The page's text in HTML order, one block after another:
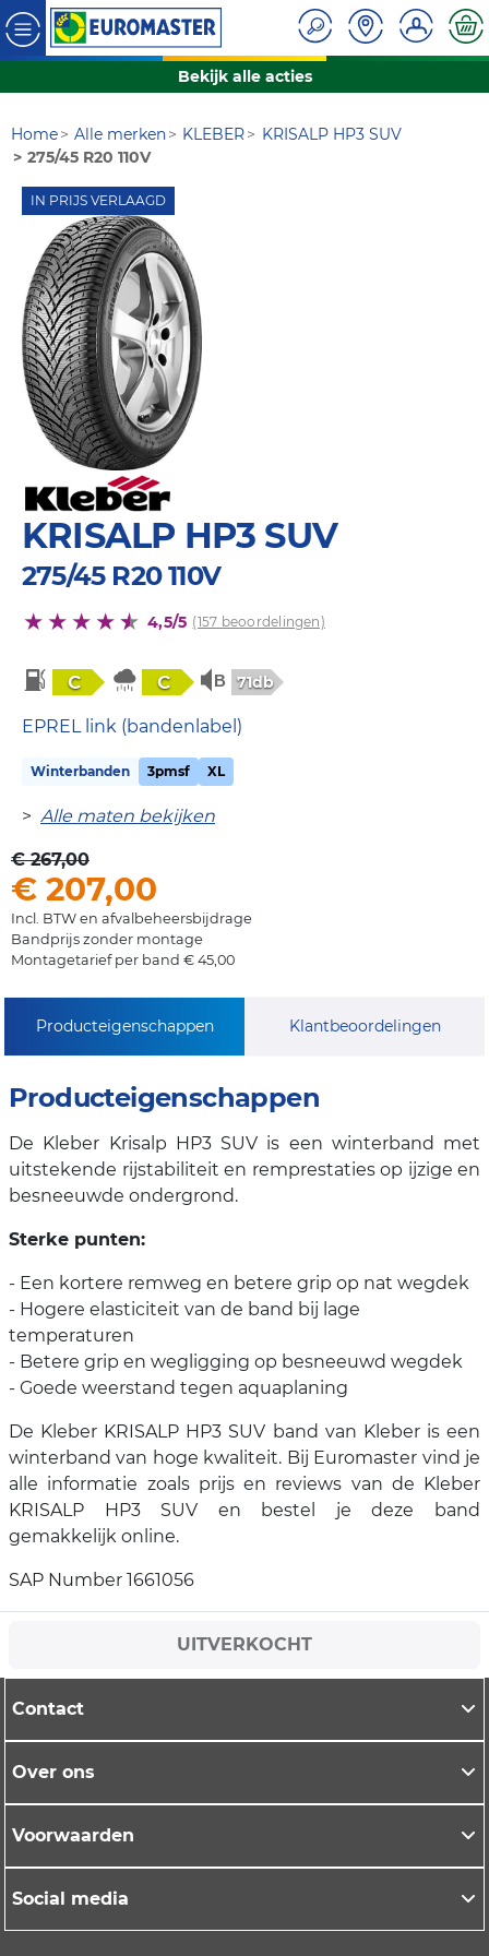
Bekijk alle acties
Home Alle merken KLEBER
KRISALP HP3 SUV
275/45 R20 110V
IN PRIJS VERLAAGD
KRISALP HP3 SUV
275/45 R20 110V
4,5/5 (157 beoordelingen)
C C 71db
EPREL link (bandenlabel)
Winterbanden 3pmsf XL
> Alle maten bekijken
€ 267,00
€ 207,00
Incl. BTW en afvalbeheersbijdrage
Bandprijs zonder montage
Montagetarief per band € 45,00
Producteigenschappen Klantbeoordelingen
Producteigenschappen
De Kleber Krisalp HP3 SUV is een winterband met
uitstekende rijstabiliteit en remprestaties op ijzige en
besneeuwde ondergrond.
Sterke punten:
- Een kortere remweg en betere grip op nat wegdek
- Hogere elasticiteit van de band bij lage
temperaturen
- Betere grip en wegligging op besneeuwd wegdek
- Goede weerstand tegen aquaplaning
De Kleber KRISALP HP3 SUV band van Kleber is een
winterband van hoge kwaliteit. Bij Euromaster vind je
alle informatie zoals prijs en reviews van de Kleber
KRISALP HP3 SUV en bestel je deze band
gemakkelijk online.
SAP Number 1661056
UITVERKOCHT
Contact
Over ons
Voorwaarden
Social media